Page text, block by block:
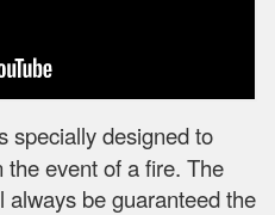
specially designed to
event of a fire. The
be guaranteed the